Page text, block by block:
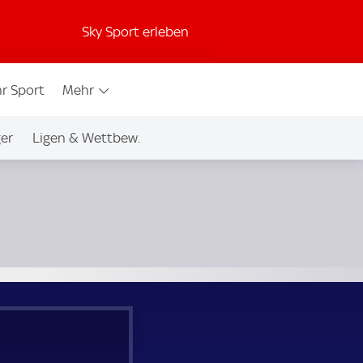
Sky Sport erleben
Sport Mehr
Ligen & Wettbew.